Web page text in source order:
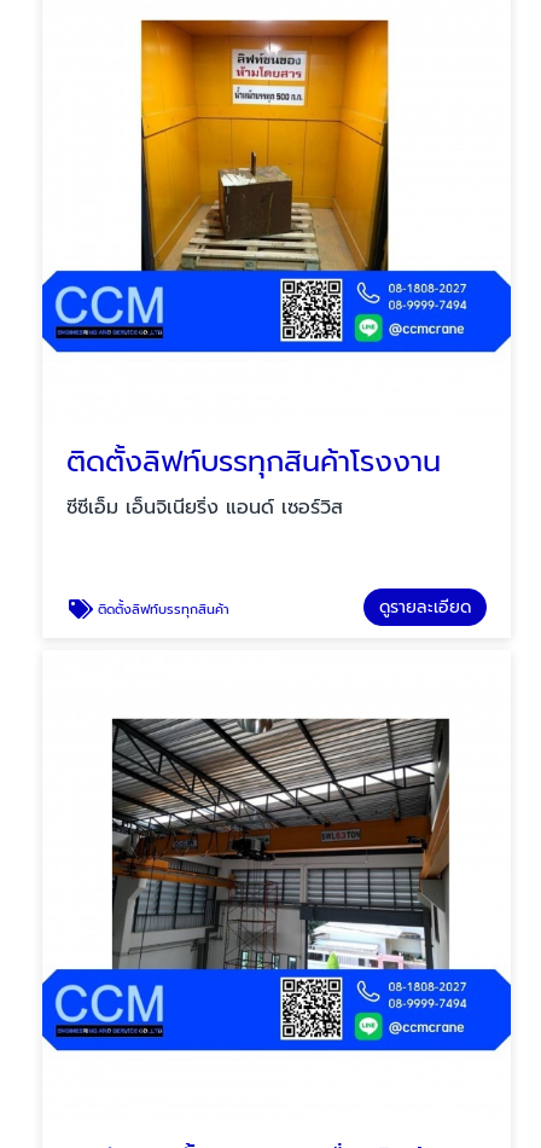
ติดตั้งลิฟท์บรรทุกสินค้าโรงงาน
ซีซีเอ็ม เอ็นจิเนียริ่ง แอนด์ เซอร์วิส
ติดตั้งลิฟท์บรรทุกสินค้า ดูรายละเอียด